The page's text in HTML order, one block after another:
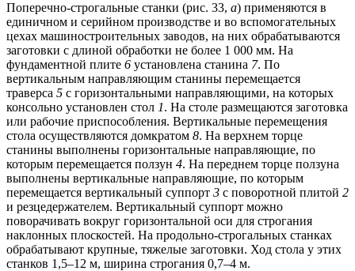
Поперечно-строгальные станки (рис. 33, а) применяются в
единичном и серийном производстве и во вспомогательных
цехах машиностроительных заводов, на них обрабатываются
заготовки с длиной обработки не более 1 000 мм. На
фундаментной плите 6 установлена станина 7. По
вертикальным направляющим станины перемещается
траверса 5 с горизонтальными направляющими, на которых
консольно установлен стол 1. На столе размещаются заготовка
или рабочие приспособления. Вертикальные перемещения
стола осуществляются домкратом 8. На верхнем торце
станины выполнены горизонтальные направляющие, по
которым перемещается ползун 4. На переднем торце ползуна
выполнены вертикальные направляющие, по которым
перемещается вертикальный суппорт 3 с поворотной плитой 2
и резцедержателем. Вертикальный суппорт можно
поворачивать вокруг горизонтальной оси для строгания
наклонных плоскостей. На продольно-строгальных станках
обрабатывают крупные, тяжелые заготовки. Ход стола у этих
станков 1,5–12 м, ширина строгания 0,7–4 м.